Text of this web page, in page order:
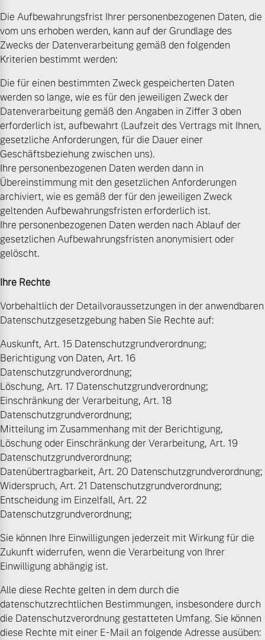
Die Aufbewahrungsfrist Ihrer personenbezogenen Daten, die
vom uns erhoben werden, kann auf der Grundlage des
Zwecks der Datenverarbeitung gemäß den folgenden
Kriterien bestimmt werden:
Die für einen bestimmten Zweck gespeicherten Daten
werden so lange, wie es für den jeweiligen Zweck der
Datenverarbeitung gemäß den Angaben in Ziffer 3 oben
erforderlich ist, aufbewahrt (Laufzeit des Vertrags mit Ihnen,
gesetzliche Anforderungen, für die Dauer einer
Geschäftsbeziehung zwischen uns).
Ihre personenbezogenen Daten werden dann in
Übereinstimmung mit den gesetzlichen Anforderungen
archiviert, wie es gemäß der für den jeweiligen Zweck
geltenden Aufbewahrungsfristen erforderlich ist.
Ihre personenbezogenen Daten werden nach Ablauf der
gesetzlichen Aufbewahrungsfristen anonymisiert oder
gelöscht.
Ihre Rechte
Vorbehaltlich der Detailvoraussetzungen in der anwendbaren
Datenschutzgesetzgebung haben Sie Rechte auf:
Auskunft, Art. 15 Datenschutzgrundverordnung;
Berichtigung von Daten, Art. 16
Datenschutzgrundverordnung;
Löschung, Art. 17 Datenschutzgrundverordnung;
Einschränkung der Verarbeitung, Art. 18
Datenschutzgrundverordnung;
Mitteilung im Zusammenhang mit der Berichtigung,
Löschung oder Einschränkung der Verarbeitung, Art. 19
Datenschutzgrundverordnung;
Datenübertragbarkeit, Art. 20 Datenschutzgrundverordnung;
Widerspruch, Art. 21 Datenschutzgrundverordnung;
Entscheidung im Einzelfall, Art. 22
Datenschutzgrundverordnung;
Sie können Ihre Einwilligungen jederzeit mit Wirkung für die
Zukunft widerrufen, wenn die Verarbeitung von Ihrer
Einwilligung abhängig ist.
Alle diese Rechte gelten in dem durch die
datenschutzrechtlichen Bestimmungen, insbesondere durch
die Datenschutzverordnung gestatteten Umfang. Sie können
diese Rechte mit einer E-Mail an folgende Adresse ausüben: